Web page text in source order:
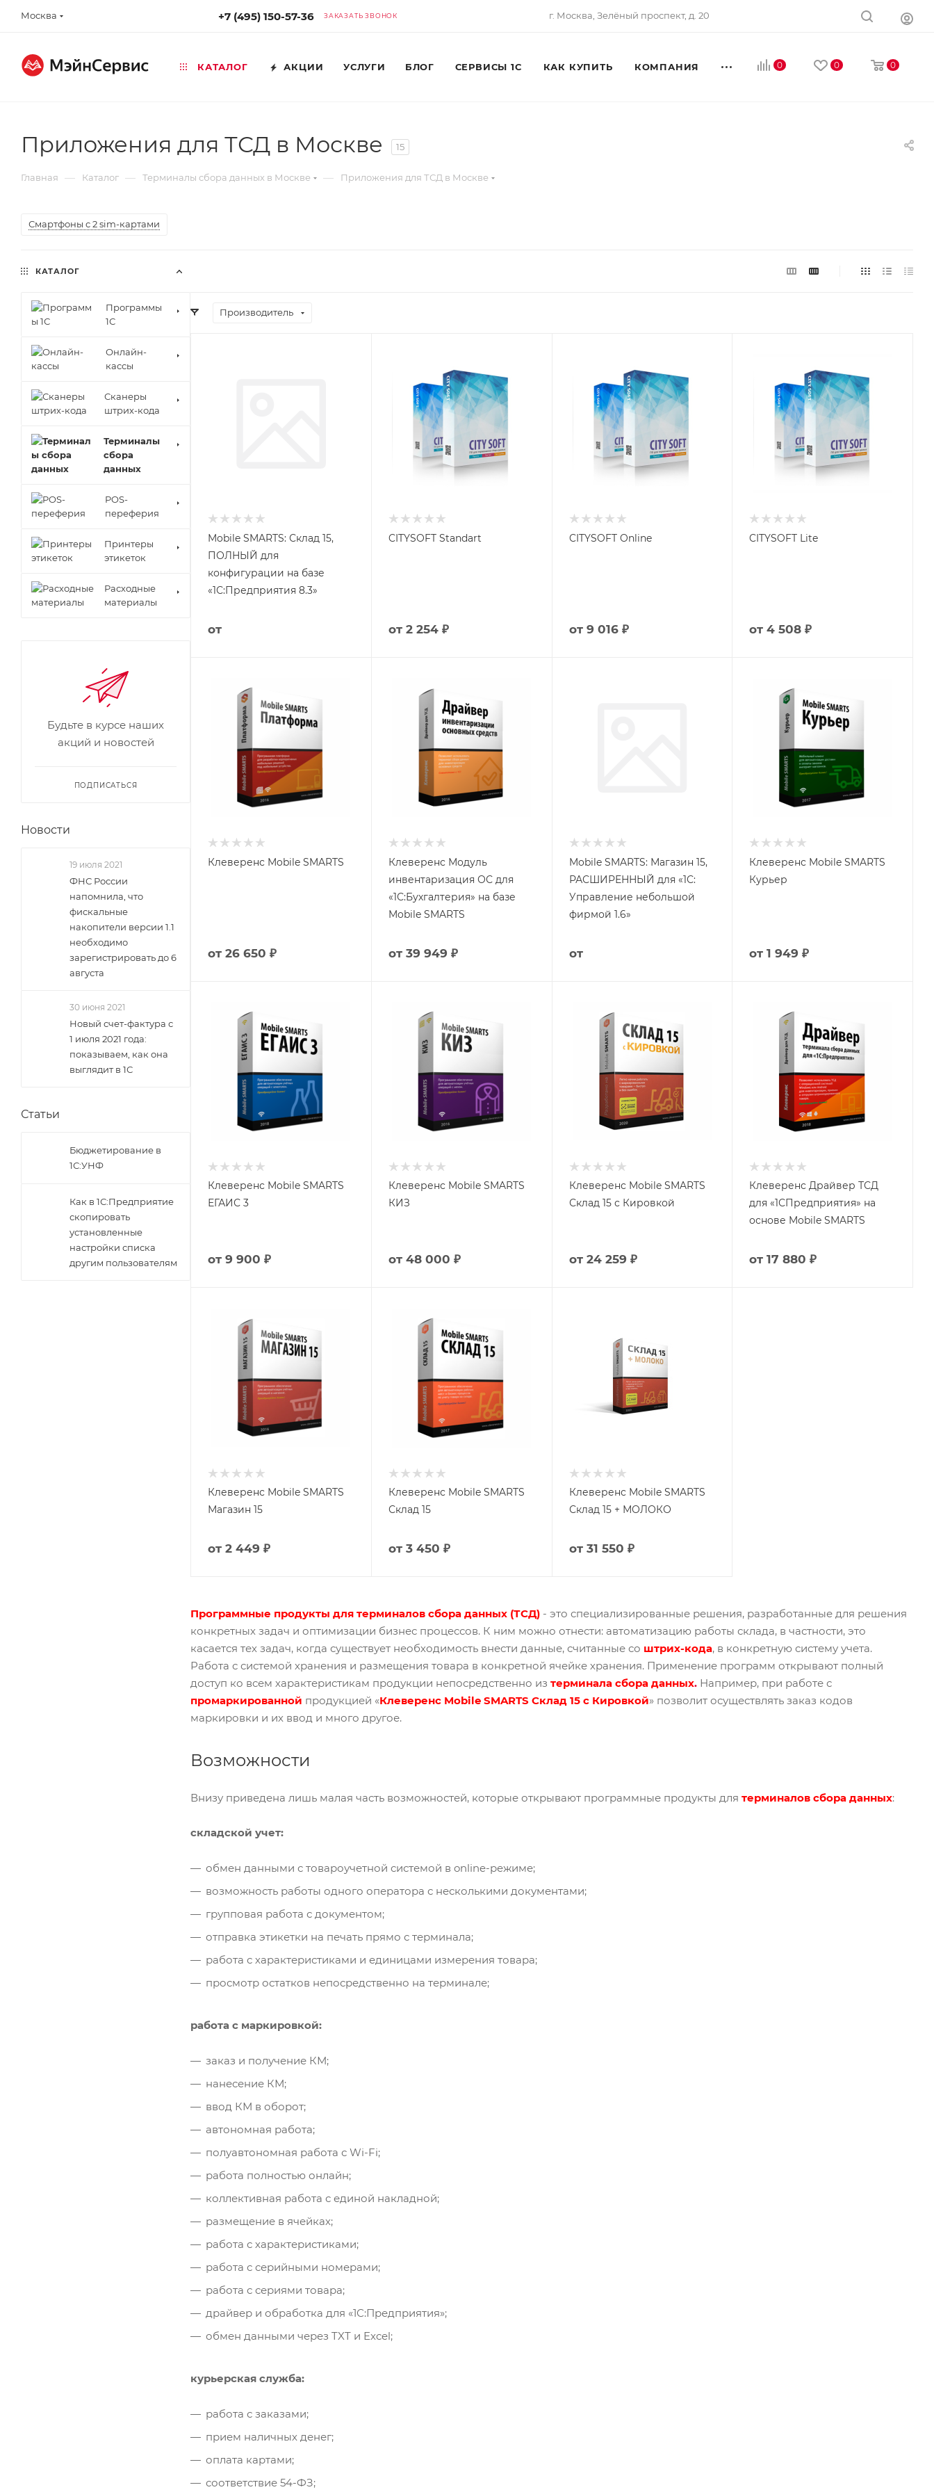
Москва +7 (495) 150-57-36 ЗАКАЗАТЬ ЗВОНОК г. Москва, Зелёный проспект, д. 20
0 0 0
КАТАЛОГ АКЦИИ УСЛУГИ БЛОГ СЕРВИСЫ 1С КАК КУПИТЬ КОМПАНИЯ
Приложения для ТСД в Москве 15
Главная — Каталог — Терминалы сбора данных в Москве — Приложения для ТСД в Москве
Смартфоны с 2 sim-картами
Производитель
Mobile SMARTS: Склад 15,
ПОЛНЫЙ для
конфигурации на базе
«1С:Предприятия 8.3»
от
CITYSOFT Standart
от 2 254 ₽
CITYSOFT Online
от 9 016 ₽
CITYSOFT Lite
от4 508 ₽
Клеверенс Mobile SMARTS
от 26 650 ₽
Клеверенс Модуль
инвентаризация ОС для
«1С:Бухгалтерия» на базе
Mobile SMARTS
от 39 949 ₽
Mobile SMARTS: Магазин 15,
РАСШИРЕННЫЙ для «1С:
Управление небольшой
фирмой 1.6»
от
Клеверенс Mobile SMARTS
Курьер
от1 949 ₽
Клеверенс Mobile SMARTS
ЕГАИС 3
от 9 900 ₽
Клеверенс Mobile SMARTS
КИЗ
от 48 000 ₽
Клеверенс Mobile SMARTS
Склад 15 с Кировкой
от 24 259 ₽
Клеверенс Драйвер ТСД
для «1СПредприятия» на
основе Mobile SMARTS
от17 880 ₽
Клеверенс Mobile SMARTS
Магазин 15
от 2 449 ₽
Клеверенс Mobile SMARTS
Склад 15
от 3 450 ₽
Клеверенс Mobile SMARTS
Склад 15 + МОЛОКО
от 31 550 ₽
Программные продукты для терминалов сбора данных (ТСД) - это специализированные решения, разработанные для решения
конкретных задач и оптимизации бизнес процессов. К ним можно отнести: автоматизацию работы склада, в частности, это
касается тех задач, когда существует необходимость внести данные, считанные со штрих-кода, в конкретную систему учета.
Работа с системой хранения и размещения товара в конкретной ячейке хранения. Применение программ открывают полный
доступ ко всем характеристикам продукции непосредственно из терминала сбора данных. Например, при работе с
промаркированной продукцией «Клеверенс Mobile SMARTS Склад 15 с Кировкой» позволит осуществлять заказ кодов
маркировки и их ввод и много другое.
Возможности
Внизу приведена лишь малая часть возможностей, которые открывают программные продукты для терминалов сбора данных:
складской учет:
обмен данными с товароучетной системой в online-режиме;
возможность работы одного оператора с несколькими документами;
групповая работа с документом;
отправка этикетки на печать прямо с терминала;
работа с характеристиками и единицами измерения товара;
просмотр остатков непосредственно на терминале;
работа с маркировкой:
заказ и получение КМ;
нанесение КМ;
ввод КМ в оборот;
автономная работа;
полуавтономная работа с Wi-Fi;
работа полностью онлайн;
коллективная работа с единой накладной;
размещение в ячейках;
работа с характеристиками;
работа с серийными номерами;
работа с сериями товара;
драйвер и обработка для «1С:Предприятия»;
обмен данными через TXT и Excel;
курьерская служба:
работа с заказами;
прием наличных денег;
оплата картами;
соответствие 54-ФЗ;
КАТАЛОГ
Программы
1С
Онлайн-
кассы
Сканеры
штрих-кода
Терминалы
сбора
данных
POS-
переферия
Принтеры
этикеток
Расходные
материалы
Будьте в курсе наших
акций и новостей
ПОДПИСАТЬСЯ
Новости
19 июля 2021
ФНС России
напомнила, что
фискальные
накопители версии 1.1
необходимо
зарегистрировать до 6
августа
30 июня 2021
Новый счет-фактура с
1 июля 2021 года:
показываем, как она
выглядит в 1С
Статьи
Бюджетирование в
1С:УНФ
Как в 1С:Предприятие
скопировать
установленные
настройки списка
другим пользователям